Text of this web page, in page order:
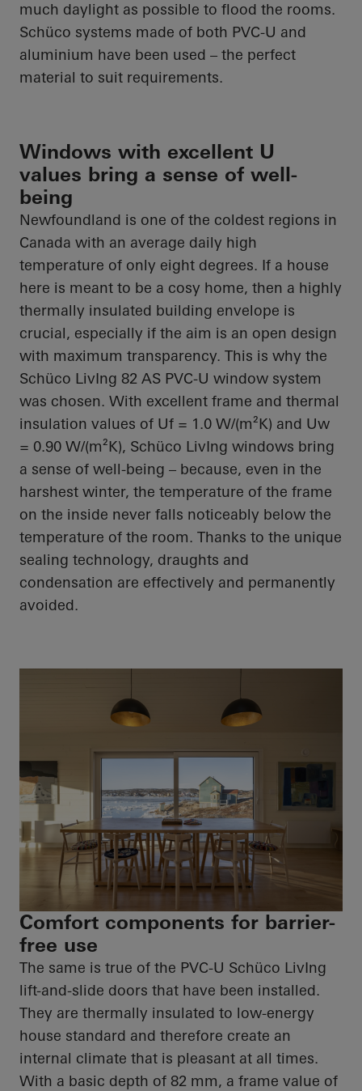
much daylight as possible to flood the rooms.
Schüco systems made of both PVC-U and
aluminium have been used – the perfect
material to suit requirements.
Windows with excellent U
values bring a sense of well-
being
Newfoundland is one of the coldest regions in
Canada with an average daily high
temperature of only eight degrees. If a house
here is meant to be a cosy home, then a highly
thermally insulated building envelope is
crucial, especially if the aim is an open design
with maximum transparency. This is why the
Schüco LivIng 82 AS PVC-U window system
was chosen. With excellent frame and thermal
insulation values of Uf = 1.0 W/(m²K) and Uw
= 0.90 W/(m²K), Schüco LivIng windows bring
a sense of well-being – because, even in the
harshest winter, the temperature of the frame
on the inside never falls noticeably below the
temperature of the room. Thanks to the unique
sealing technology, draughts and
condensation are effectively and permanently
avoided.
Comfort components for barrier-
free use
The same is true of the PVC-U Schüco LivIng
lift-and-slide doors that have been installed.
They are thermally insulated to low-energy
house standard and therefore create an
internal climate that is pleasant at all times.
With a basic depth of 82 mm, a frame value of